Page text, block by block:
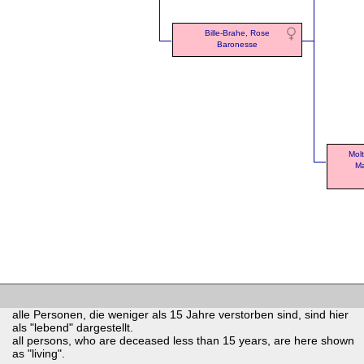
Bille-Brahe, Rose
Baronesse
alle Personen, die weniger als 15 Jahre verstorben sind, sind hier
als "lebend" dargestellt.
all persons, who are deceased less than 15 years, are here shown
as "living".